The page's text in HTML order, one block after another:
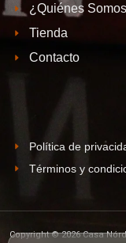
¿Quiénes
Tienda
Contacto
Política de
Términos y
Copyright © 2026 Casa